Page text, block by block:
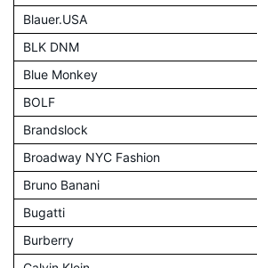
Blauer.USA
BLK DNM
Blue Monkey
BOLF
Brandslock
Broadway NYC Fashion
Bruno Banani
Bugatti
Burberry